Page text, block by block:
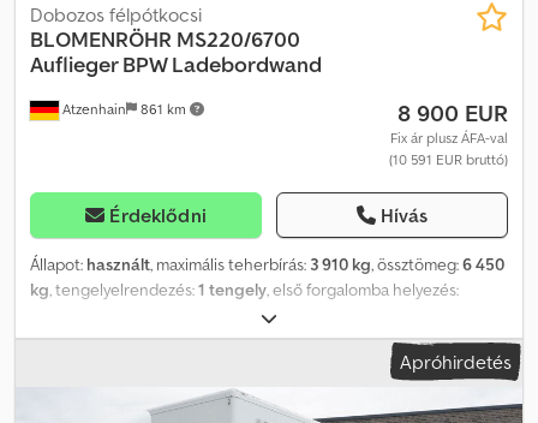
Atzenhain 861 km
Dobozos félpótkocsi
BLOMENRÖHR MS220/6700
Auflieger BPW Ladebordwand
8 900 EUR
Fix ár plusz ÁFA-val
(10 591 EUR bruttó)
Érdeklődni Hívás
Állapot: használt, maximális teherbírás: 3 910 kg, össztömeg:6 450
kg, tengelyelrendezés:1 tengely, első forgalomba helyezés:
6 740 mm, rakodótér szélesség:
raktérmagasság:2 290 mm, Gyártási év:2011, * Blömenröhr
MS220/6700 * Félpótkocsi * BPW tengelyek * Emelőhátfal *
Megengedett össztömeg: 6.450 kg * Saját tömeg: 2.540 kg *
Hasznos teherbírás: 3.910 kg * Gumik: lásd a képeken *
Apróhirdetés